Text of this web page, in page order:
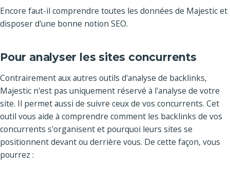
Encore faut-il comprendre toutes les données de Majestic et
disposer d'une bonne notion SEO.
Pour analyser les sites concurrents
Contrairement aux autres outils d'analyse de backlinks,
Majestic n'est pas uniquement réservé à l'analyse de votre
site. Il permet aussi de suivre ceux de vos concurrents. Cet
outil vous aide à comprendre comment les backlinks de vos
concurrents s'organisent et pourquoi leurs sites se
positionnent devant ou derrière vous. De cette façon, vous
pourrez :